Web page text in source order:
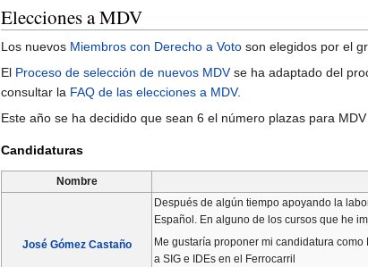
Elecciones a MDV
Los nuevos Miembros con Derecho a Voto son elegidos por el
El Proceso de selección de nuevos MDVse ha adaptado del
consultar la FAQ de las elecciones a MDV.
Este año se ha decidido que sean 6 el número plazas para MDV
Candidaturas
Nombre
José Gómez Castaño
Después de algún tiempo apoyando la
Español. En alguno de los cursos que he
Me gustaría proponer mi candidatura
a SIG e IDEs en el Ferrocarril